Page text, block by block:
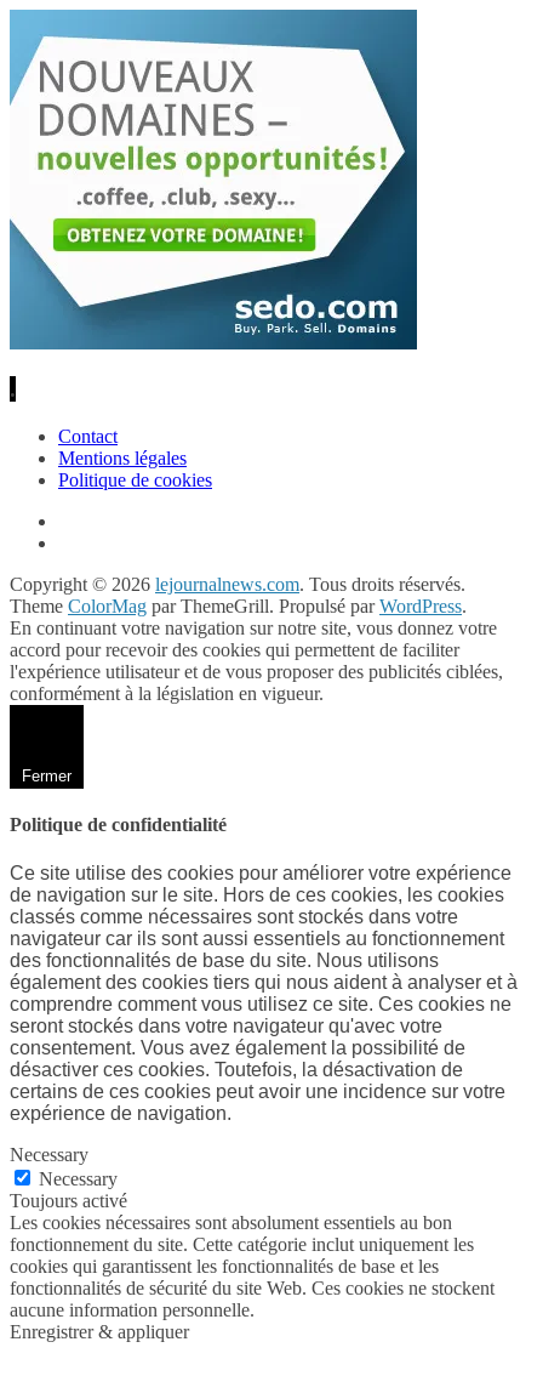
.
Contact
Mentions légales
Politique de cookies
Copyright © 2026 lejournalnews.com. Tous droits réservés.
Theme ColorMag par ThemeGrill. Propulsé parWordPress.
En continuant votre navigation sur notre site, vous donnez votre
accord pour recevoir des cookies qui permettent de faciliter
l'expérience utilisateur et de vous proposer des publicités ciblées,
conformément à la législation en vigueur.
Fermer
Politique de confidentialité
Ce site utilise des cookies pour améliorer votre expérience
de navigation sur le site. Hors de ces cookies, les cookies
classés comme nécessaires sont stockés dans votre
navigateur car ils sont aussi essentiels au fonctionnement
des fonctionnalités de base du site. Nous utilisons
également des cookies tiers qui nous aident à analyser et à
comprendre comment vous utilisez ce site. Ces cookies ne
seront stockés dans votre navigateur qu'avec votre
consentement. Vous avez également la possibilité de
désactiver ces cookies. Toutefois, la désactivation de
certains de ces cookies peut avoir une incidence sur votre
expérience de navigation.
Necessary
Necessary
Toujours activé
Les cookies nécessaires sont absolument essentiels au bon
fonctionnement du site. Cette catégorie inclut uniquement les
cookies qui garantissent les fonctionnalités de base et les
fonctionnalités de sécurité du site Web. Ces cookies ne stockent
aucune information personnelle.
Enregistrer & appliquer